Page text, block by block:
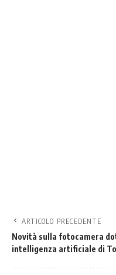
ARTICOLO PRECEDENTE
Novità sulla fotocamera
intelligenza artificiale di